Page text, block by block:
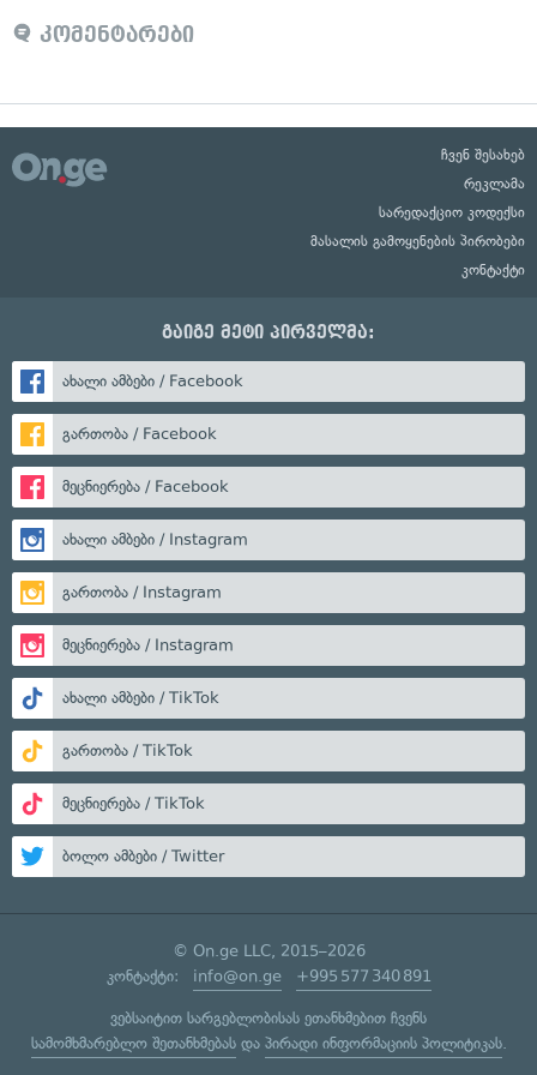
კომენტარები
ჩვენ შესახებ
რეკლამა
სარედაქციო კოდექსი
მასალის გამოყენების პირობები
კონტაქტი
გაიგე მეტი პირველმა:
ახალი ამბები / Facebook
გართობა / Facebook
მეცნიერება / Facebook
ახალი ამბები / Instagram
გართობა / Instagram
მეცნიერება / Instagram
ახალი ამბები / TikTok
გართობა / TikTok
მეცნიერება / TikTok
ბოლო ამბები / Twitter
© On.ge LLC, 2015–2026
კონტაქტი: info@on.ge +995 577 340 891
ვებსაიტით სარგებლობისას ეთანხმებით ჩვენს
სამომხმარებლო შეთანხმებასდა პირადი ინფორმაციის პოლიტიკას.